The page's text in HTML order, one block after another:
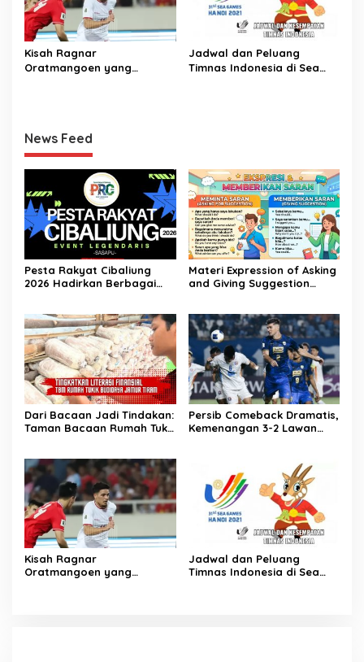
Kisah Ragnar
Oratmangoen yang
Jadwal dan Peluang
Timnas Indonesia di Sea
News Feed
Pesta Rakyat Cibaliung
2026 Hadirkan Berbagai
Materi Expression of Asking
and Giving Suggestion
Dari Bacaan Jadi Tindakan:
Taman Bacaan Rumah Tukik
Ujung Kulon
Persib Comeback Dramatis,
Kemenangan 3-2 Lawan
Kisah Ragnar
Oratmangoen yang
Jadwal dan Peluang
Timnas Indonesia di Sea